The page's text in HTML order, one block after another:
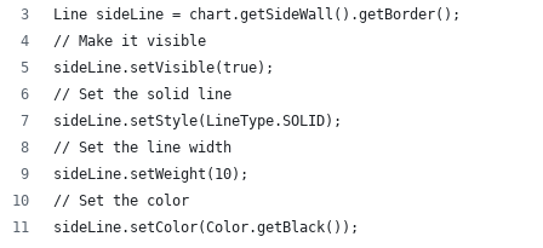
Line sideLine = chart.getSideWall().getBorder();
// Make it visible
sideLine.setVisible(true);
// Set the solid line
sideLine.setStyle(LineType.SOLID);
// Set the line width
sideLine.setWeight(10);
// Set the color
sideLine.setColor(Color.getBlack());